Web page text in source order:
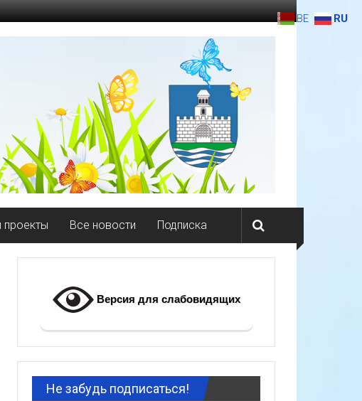
Все новости Подписка
Версия для слабовидящих
Не забудь подписаться!
BE RU